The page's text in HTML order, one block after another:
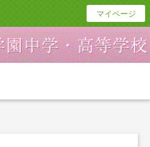
マイページ